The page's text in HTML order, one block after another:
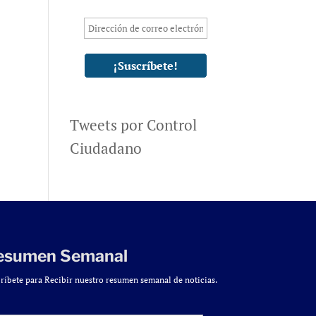
Tweets por Control
Ciudadano
Semanal
para Recibir nuestro resumen semanal de noticias.